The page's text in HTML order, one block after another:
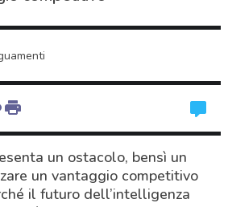
un ostacolo, bensì un
un vantaggio competitivo
il futuro dell’intelligenza